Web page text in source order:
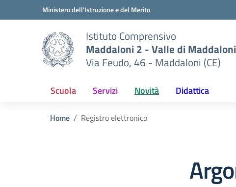
Vai ai contenuti
Vai al menu di navigazioneMinistero dell'Istruzione e del Merito
Istituto Comprensivo
Maddaloni 2 - Valle di
Via Feudo, 46 - Maddaloni (CE)
Scuola Servizi Novità Didattica
Home Registro elettronico